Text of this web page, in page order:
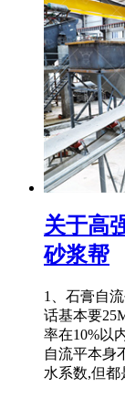
关于高
砂浆帮
1、石膏自
话基本要
率在10%以
自流平本身
水系数,但